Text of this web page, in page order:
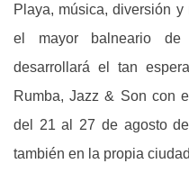
Playa, música, diversión
el mayor balneario de
desarrollará el tan
Rumba, Jazz & Son con
del 21 al 27 de agosto
también en la propia